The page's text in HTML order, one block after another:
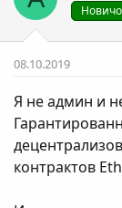
е
и
в
о
р
н
я
08.10.2019
Я не админ и
контрактов